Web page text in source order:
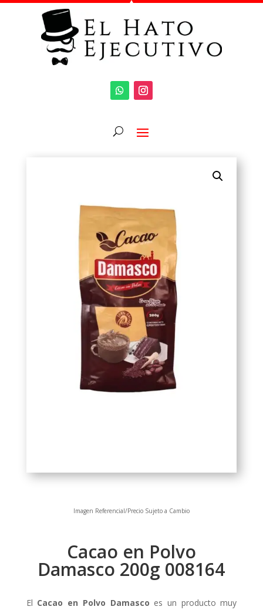
Imagen Referencial/Precio Sujeto a Cambio
Cacao en Polvo
Damasco 200g 008164
El Cacao en Polvo Damasco es un producto muy